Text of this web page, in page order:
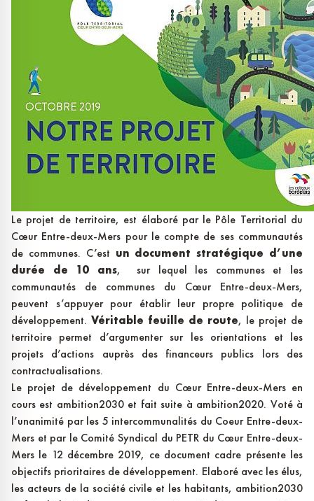
Le projet de territoire, est élaboré par le Pôle Territorial du
Cœur Entre-deux-Mers pour le compte de ses communautés
de communes. C’est un document stratégique d’une
durée de 10 ans, sur lequel les communes et les
communautés de communes du Cœur Entre-deux-Mers,
peuvent s’appuyer pour établir leur propre politique de
développement. Véritable feuille de route, le projet de
territoire permet d’argumenter sur les orientations et les
projets d’actions auprès des financeurs publics lors des
contractualisations.
Le projet de développement du Cœur Entre-deux-Mers en
cours est ambition2030 et fait suite à ambition2020. Voté à
l’unanimité par les 5 intercommunalités du Coeur Entre-deux-
Mers et par le Comité Syndical du PETR du Cœur Entre-deux-
Mers le 12 décembre 2019, ce document cadre présente les
objectifs prioritaires de développement. Elaboré avec les élus,
les acteurs de la société civile et les habitants, ambition2030